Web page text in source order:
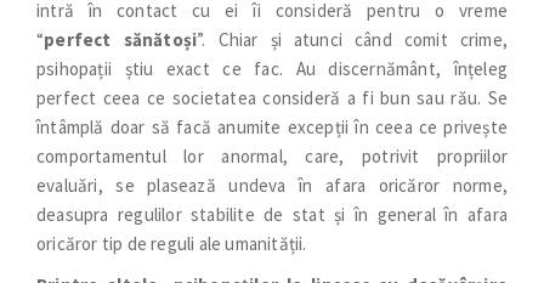
intră în contact cu ei îi consideră pentru o vreme
“perfect sănătoși”. Chiar și atunci când comit crime,
psihopații știu exact ce fac. Au discernământ, înțeleg
perfect ceea ce societatea consideră a fi bun sau rău. Se
întâmplă doar să facă anumite excepții în ceea ce privește
comportamentul lor anormal, care, potrivit propriilor
evaluări, se plasează undeva în afara oricăror norme,
deasupra regulilor stabilite de stat și în general în afara
oricăror tip de reguli ale umanității.